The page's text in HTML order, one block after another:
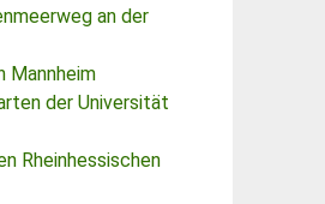
an der
Mannheim
der Universität
Rheinhessischen